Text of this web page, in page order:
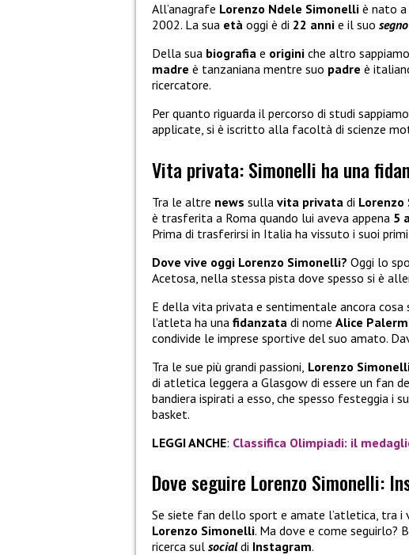
All’anagrafe Lorenzo Ndele Simonelli è nato a
2002. La sua età oggi è di 22 anni e il suo
Della sua biografia e origini che altro
madre è tanzaniana mentre suo padre è
ricercatore.
Per quanto riguarda il percorso di studi
applicate, si è iscritto alla facoltà di scienze
Vita privata: Simonelli ha una
Tra le altre news sulla vita privata di
è trasferita a Roma quando lui aveva appena 5
Prima di trasferirsi in Italia ha vissuto i suoi
Dove vive oggi Lorenzo Simonelli? Oggi lo
Acetosa, nella stessa pista dove spesso si è
E della vita privata e sentimentale ancora cosa
l’atleta ha una fidanzata di nome Alice
condivide le imprese sportive del suo amato.
Tra le sue più grandi passioni, Lorenzo
di atletica leggera a Glasgow di essere un fan
bandiera ispirati a esso, che spesso festeggia i
basket.
LEGGI ANCHE: Classifica Olimpiadi: il
Dove seguire Lorenzo Simonelli:
Se siete fan dello sport e amate l’atletica, tra i
Lorenzo Simonelli. Ma dove e come seguirlo?
ricerca sul socialdi Instagram.